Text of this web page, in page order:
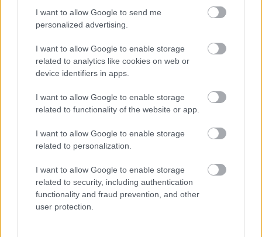
I want to allow Google to send me
personalized advertising.
I want to allow Google to enable storage
related to analytics like cookies on web or
device identifiers in apps.
I want to allow Google to enable storage
related to functionality of the website or app.
I want to allow Google to enable storage
related to personalization.
I want to allow Google to enable storage
related to security, including authentication
functionality and fraud prevention, and other
user protection.
KIVÁLÓ PROGRAM VÁR MINDENKIT EZEN A HÉTVÉGÉN
GYŐRBEN
Középpontban a hagyományőrzés, de lesz Pogány Induló és